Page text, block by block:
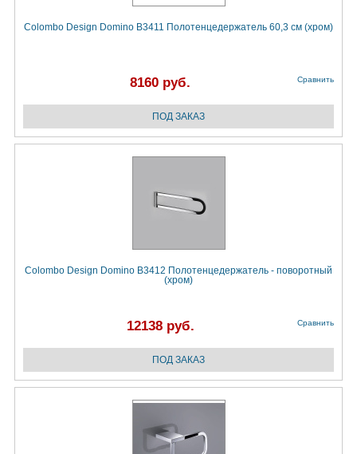
Colombo Design Domino B3411 Полотенцедержатель 60,3 см (хром)
8160 руб. Сравнить
Colombo Design Domino B3412 Полотенцедержатель - поворотный
(хром)
12138 руб. Сравнить